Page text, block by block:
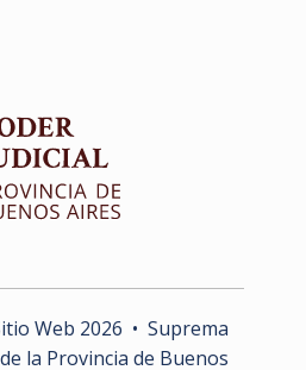
Web 2026 • Suprema
la Provincia de Buenos